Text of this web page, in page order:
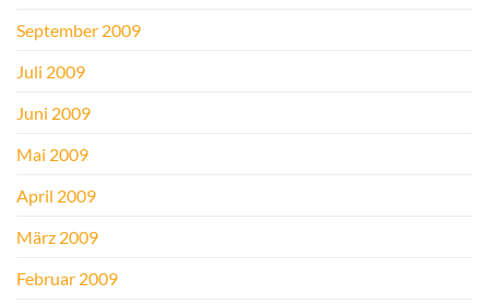
September 2009
Juli 2009
Juni 2009
Mai 2009
April 2009
März 2009
Februar 2009